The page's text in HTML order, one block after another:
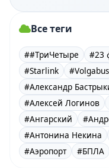
Все теги
##ТриЧетыре #23
#Starlink
#Volgabus
#Александр
#Алексей Логинов
#Ангарский
#Антонина Некина
#Аэропорт
#БПЛА